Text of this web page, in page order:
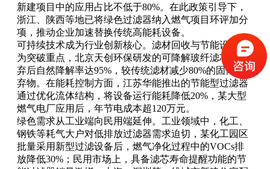
新建项目中的应用占比不低于80%。在此政策引导下，
浙江、陕西等地已将绿色过滤器纳入燃气项目环评加分
项，推动企业加速替换传统高能耗设备。
可持续技术成为行业创新核心。滤材回收与节能设计成
为突破重点，北京天创环保研发的可降解玻纤滤芯，废
弃后自然降解率达95%，较传统滤材减少80%的固体废
弃物。在能耗控制方面，江苏华能推出的节能型过滤器
通过优化流体结构，将设备运行能耗降低20%，某大型
燃气电厂应用后，年节电成本超120万元。
绿色需求从工业端向民用端延伸。工业领域中，化工、
钢铁等耗气大户对低排放过滤器需求迫切，某化工园区
批量采用新型过滤设备后，燃气净化过程中的VOCs排
放降低30%；民用市场上，具备滤芯寿命提醒功能的节